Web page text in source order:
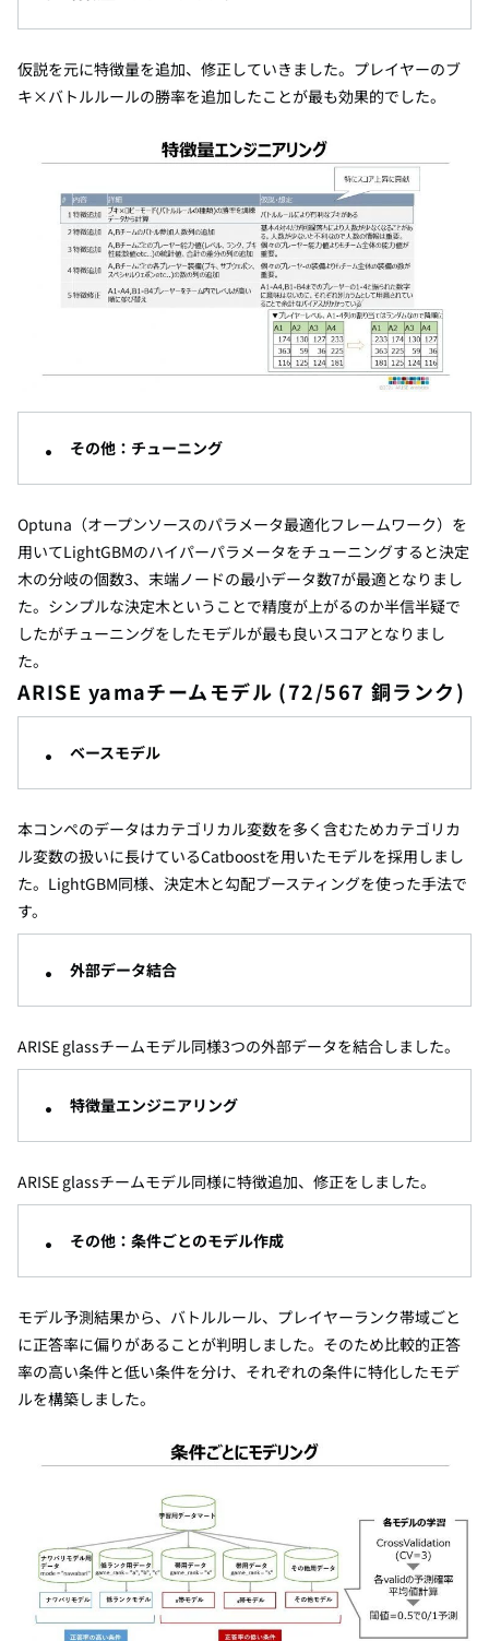
仮説を元に特徴量を追加、修正していきました。プレイヤーのブ
キ×バトルルールの勝率を追加したことが最も効果的でした。
その他：チューニング
Optuna （オープンソースのパラメータ最適化フレームワーク）を
用いてLightGBMのハイパーパラメータをチューニングすると決定
木の分岐の個数3、末端ノードの最小データ数7が最適となりまし
た。シンプルな決定木ということで精度が上がるのか半信半疑で
したがチューニングをしたモデルが最も良いスコアとなりまし
た。
ARISE yamaチームモデル (72/567銅ランク)
ベースモデル
本コンペのデータはカテゴリカル変数を多く含むためカテゴリカ
ル変数の扱いに長けているCatboostを用いたモデルを採用しまし
た。 LightGBM同様、決定木と勾配ブースティングを使った手法で
す。
外部データ結合
ARISE glassチームモデル同様3つの外部データを結合しました。
特徴量エンジニアリング
ARISE glassチームモデル同様に特徴追加、修正をしました。
その他：条件ごとのモデル作成
モデル予測結果から、バトルルール、プレイヤーランク帯域ごと
に正答率に偏りがあることが判明しました。そのため比較的正答
率の高い条件と低い条件を分け、それぞれの条件に特化したモデ
ルを構築しました。